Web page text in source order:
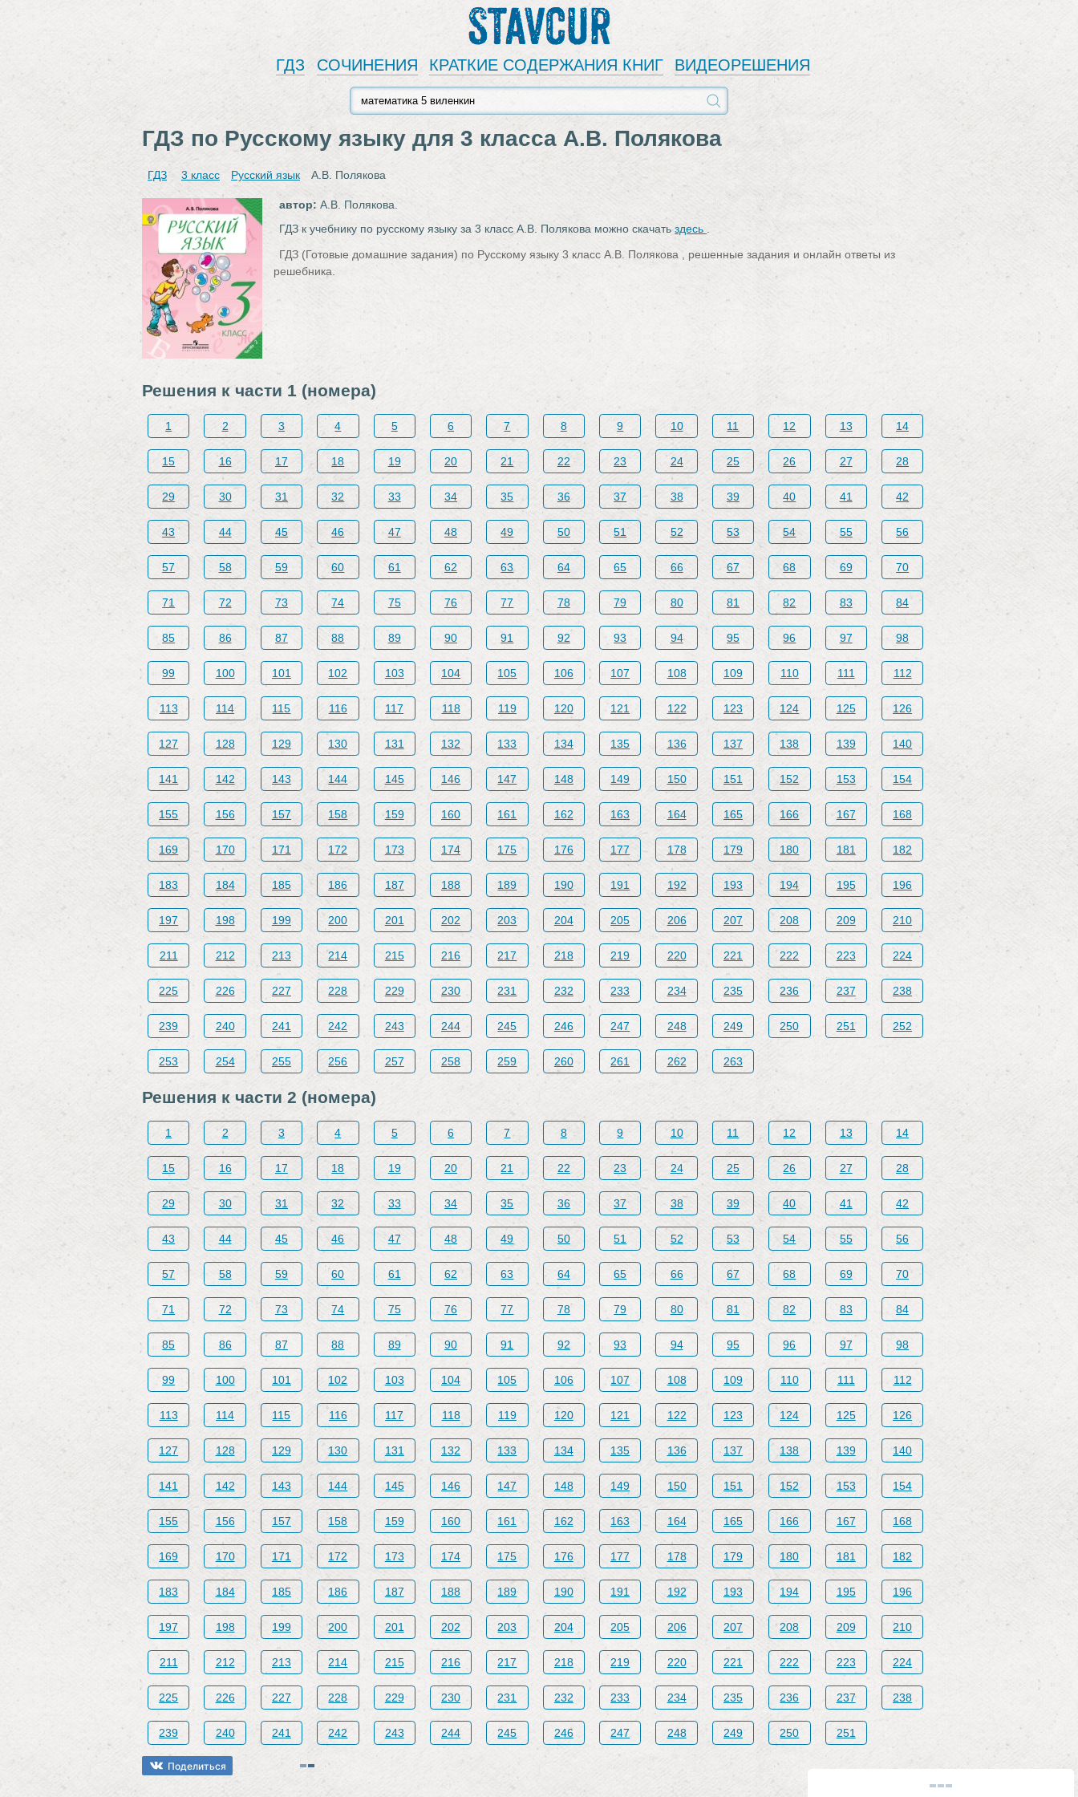
Stavcur
ГДЗ СОЧИНЕНИЯ КРАТКИЕ СОДЕРЖАНИЯ КНИГ ВИДЕОРЕШЕНИЯ
ГДЗ по Русскому языку для 3 класса А.В. Полякова
ГДЗ 3 класс Русский язык А.В. Полякова
автор: А.В. Полякова.
ГДЗ к учебнику по русскому языку за 3 класс А.В. Полякова можно скачатьздесь
ГДЗ (Готовые домашние задания) по Русскому языку 3 класс А.В. Полякова , решенные задания и онлайн ответы из
решебника.
Решения к части 1 (номера)
1 2 3 4 5 6 7 8 9 10 11 12 13 14
15 16 17 18 19 20 21 22 23 24 25 26 27 28
29 30 31 32 33 34 35 36 37 38 39 40 41 42
43 44 45 46 47 48 49 50 51 52 53 54 55 56
57 58 59 60 61 62 63 64 65 66 67 68 69 70
71 72 73 74 75 76 77 78 79 80 81 82 83 84
85 86 87 88 89 90 91 92 93 94 95 96 97 98
99 100 101 102 103 104 105 106 107 108 109 110 111 112
113 114 115 116 117 118 119 120 121 122 123 124 125 126
127 128 129 130 131 132 133 134 135 136 137 138 139 140
141 142 143 144 145 146 147 148 149 150 151 152 153 154
155 156 157 158 159 160 161 162 163 164 165 166 167 168
169 170 171 172 173 174 175 176 177 178 179 180 181 182
183 184 185 186 187 188 189 190 191 192 193 194 195 196
197 198 199 200 201 202 203 204 205 206 207 208 209 210
211 212 213 214 215 216 217 218 219 220 221 222 223 224
225 226 227 228 229 230 231 232 233 234 235 236 237 238
239 240 241 242 243 244 245 246 247 248 249 250 251 252
253 254 255 256 257 258 259 260 261 262 263
Решения к части 2 (номера)
1 2 3 4 5 6 7 8 9 10 11 12 13 14
15 16 17 18 19 20 21 22 23 24 25 26 27 28
29 30 31 32 33 34 35 36 37 38 39 40 41 42
43 44 45 46 47 48 49 50 51 52 53 54 55 56
57 58 59 60 61 62 63 64 65 66 67 68 69 70
71 72 73 74 75 76 77 78 79 80 81 82 83 84
85 86 87 88 89 90 91 92 93 94 95 96 97 98
99 100 101 102 103 104 105 106 107 108 109 110 111 112
113 114 115 116 117 118 119 120 121 122 123 124 125 126
127 128 129 130 131 132 133 134 135 136 137 138 139 140
141 142 143 144 145 146 147 148 149 150 151 152 153 154
155 156 157 158 159 160 161 162 163 164 165 166 167 168
169 170 171 172 173 174 175 176 177 178 179 180 181 182
183 184 185 186 187 188 189 190 191 192 193 194 195 196
197 198 199 200 201 202 203 204 205 206 207 208 209 210
211 212 213 214 215 216 217 218 219 220 221 222 223 224
225 226 227 228 229 230 231 232 233 234 235 236 237 238
239 240 241 242 243 244 245 246 247 248 249 250 251
Поделиться